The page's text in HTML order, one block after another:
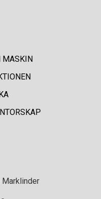
MASKIN
Marklinder